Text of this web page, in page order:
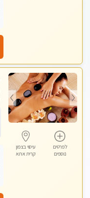
לפרטים
נוספים
עיסוי בצפון
קרית אתא